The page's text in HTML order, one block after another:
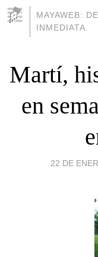
MAYAWEB:
INMEDIATA.
Martí,
en
22 DE